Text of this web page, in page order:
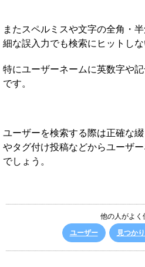
またスペルミスや文字の全角・
細な誤入力でも検索にヒットしな
特にユーザーネームに英数字や
です。
ユーザーを検索する際は正確な
やタグ付け投稿などからユーザ
でしょう。
他の人がよく
ユーザー
見つか